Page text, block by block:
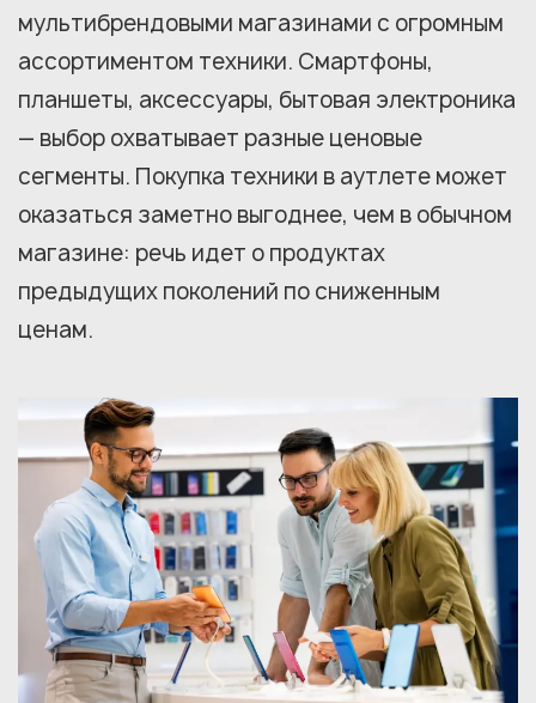
мультибрендовыми магазинами с огромным
ассортиментом техники. Смартфоны,
планшеты, аксессуары, бытовая электроника
— выбор охватывает разные ценовые
сегменты. Покупка техники в аутлете может
оказаться заметно выгоднее, чем в обычном
магазине: речь идет о продуктах
предыдущих поколений по сниженным
ценам.